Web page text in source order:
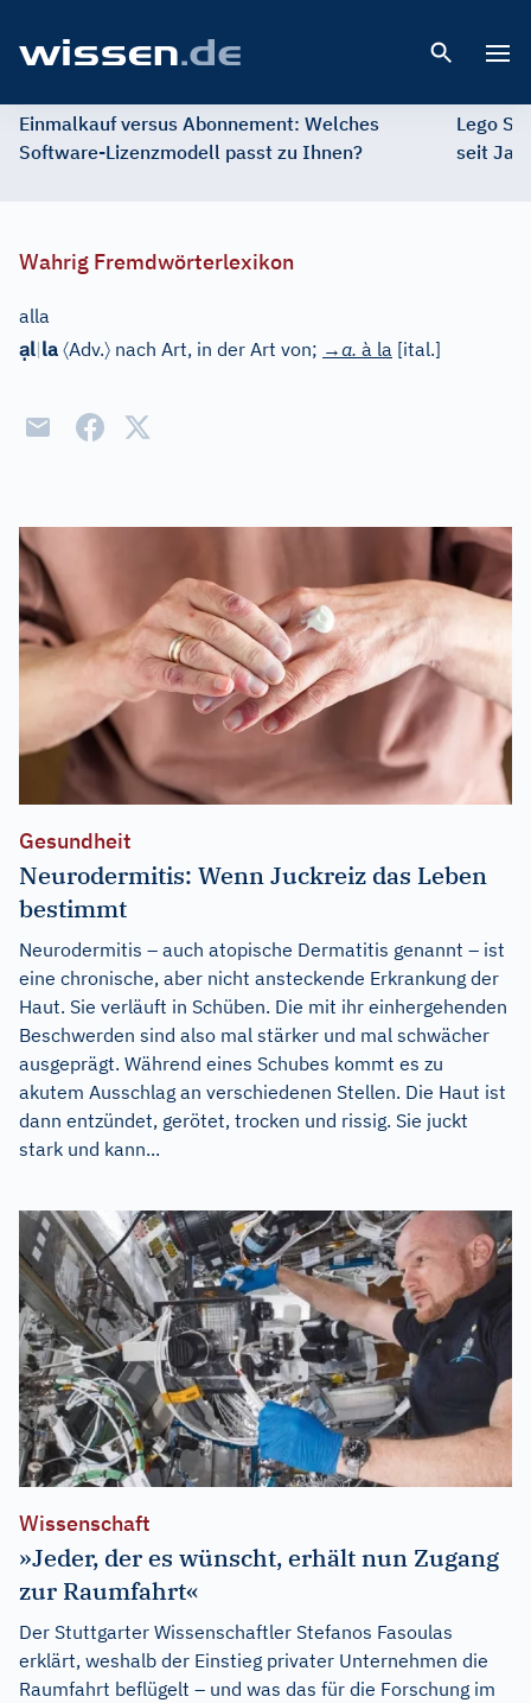
Einmalkauf versus Abonnement: Welches
Software-Lizenzmodell passt zu Ihnen?
Lego
seit
Wahrig Fremdwörterlexikon
alla
ạl|la 〈Adv.〉 nach Art, in der Art von; →a. à la [ital.]
Gesundheit
Neurodermitis: Wenn Juckreiz das Leben
bestimmt
Neurodermitis – auch atopische Dermatitis genannt – ist
eine chronische, aber nicht ansteckende Erkrankung der
Haut. Sie verläuft in Schüben. Die mit ihr einhergehenden
Beschwerden sind also mal stärker und mal schwächer
ausgeprägt. Während eines Schubes kommt es zu
akutem Ausschlag an verschiedenen Stellen. Die Haut ist
dann entzündet, gerötet, trocken und rissig. Sie juckt
stark und kann...
Wissenschaft
»Jeder, der es wünscht, erhält nun Zugang
zur Raumfahrt«
Der Stuttgarter Wissenschaftler Stefanos Fasoulas
erklärt, weshalb der Einstieg privater Unternehmen die
Raumfahrt beflügelt – und was das für die Forschung im